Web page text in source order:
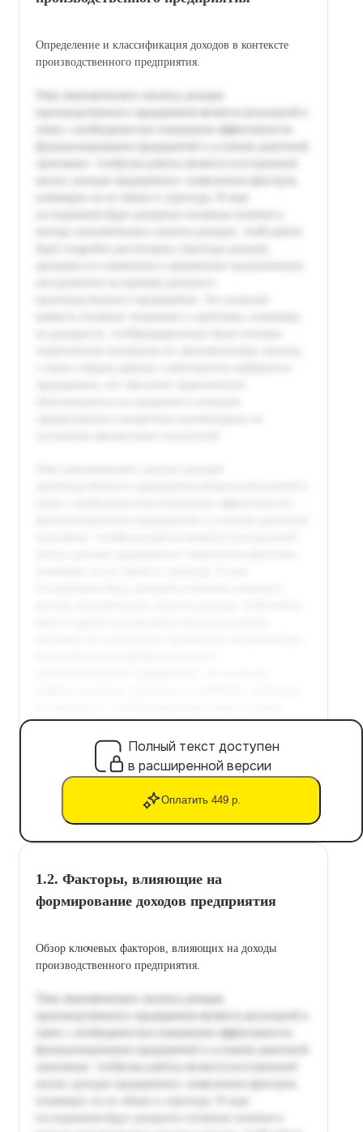
Определение и классификация доходов в контексте
производственного предприятия.
Полный текст доступен
в расширенной версии
Оплатить 449 р.
1.2. Факторы, влияющие на
формирование доходов предприятия
Обзор ключевых факторов, влияющих на доходы
производственного предприятия.